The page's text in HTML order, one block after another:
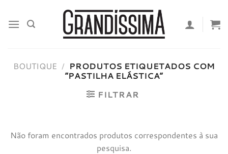
content
BOUTIQUE / PRODUTOS ETIQUETADOS COM
“PASTILHA ELÁSTICA”
FILTRAR
Não foram encontrados produtos correspondentes à sua
pesquisa.